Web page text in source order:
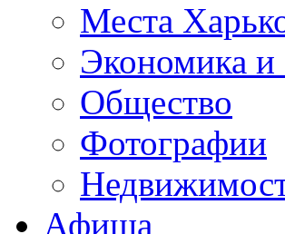
Места
Экономика и
Общество
Фотографии
Афиша